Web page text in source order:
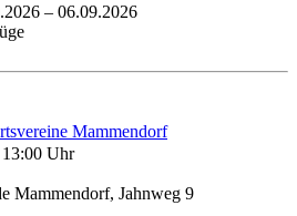
– 06.09.2026
Mammendorf
Uhr
Mammendorf, Jahnweg 9